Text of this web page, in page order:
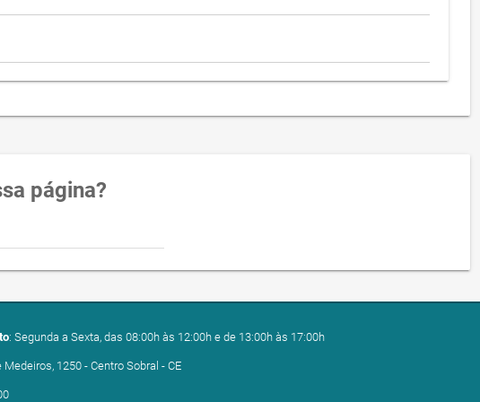
página?
: Segunda a Sexta, das 08:00h às 12:00h e de 13:00h às 17:00h
Medeiros, 1250 - Centro Sobral - CE